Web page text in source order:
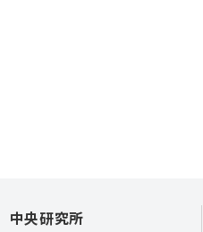
中央研究所